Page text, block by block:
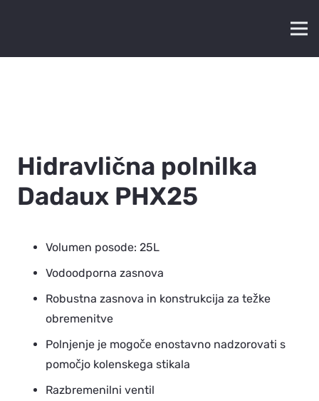
Hidravlična polnilka
Dadaux PHX25
Volumen posode: 25L
Vodoodporna zasnova
Robustna zasnova in konstrukcija za težke
obremenitve
Polnjenje je mogoče enostavno nadzorovati s
pomočjo kolenskega stikala
Razbremenilni ventil